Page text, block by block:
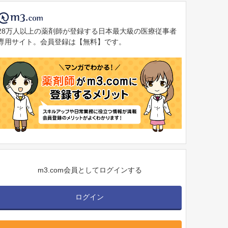
万人以上の薬剤師が登録する日本最大級の医療従事者
用サイト。会員登録は【無料】です。
m3.com会員としてログインする
ログイン